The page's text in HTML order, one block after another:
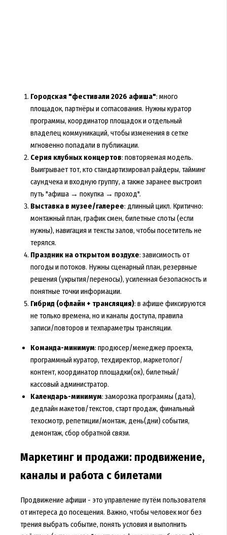
Городская "фестивали 2026 афиша": много
площадок, партнёры и согласования. Нужны куратор
программы, координатор площадок и отдельный
владелец коммуникаций, чтобы изменения в сетке
мгновенно попадали в публикации.
Серия клубных концертов: повторяемая модель.
Выигрывает тот, кто стандартизировал райдеры, тайминг
саундчека и входную группу, а также заранее выстроил
путь "афиша → покупка → проход".
Выставка в музее/галерее: длинный цикл. Критично:
монтажный план, график смен, билетные слоты (если
нужны), навигация и тексты залов, чтобы посетитель не
терялся.
Праздник на открытом воздухе: зависимость от
погоды и потоков. Нужны сценарный план, резервные
решения (укрытия/переносы), усиленная безопасность и
понятные точки информации.
Гибрид (офлайн + трансляция): в афише фиксируются
не только времена, но и каналы доступа, правила
записи/повторов и техпараметры трансляции.
Команда-минимум: продюсер/менеджер проекта,
программный куратор, техдиректор, маркетолог/
контент, координатор площадки(ок), билетный/
кассовый администратор.
Календарь-минимум: заморозка программы (дата),
дедлайн макетов/текстов, старт продаж, финальный
техосмотр, репетиции/монтаж, день(дни) события,
демонтаж, сбор обратной связи.
Маркетинг и продажи: продвижение,
каналы и работа с билетами
Продвижение афиши - это управление путём пользователя
от интереса до посещения. Важно, чтобы человек мог без
трения выбрать событие, понять условия и выполнить